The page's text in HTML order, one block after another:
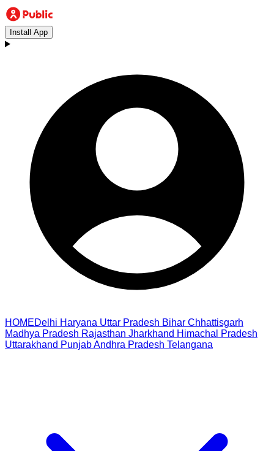
Install App
HOMEDelhi Haryana Uttar Pradesh Bihar Chhattisgarh
Madhya Pradesh Rajasthan Jharkhand Himachal Pradesh
Uttarakhand PunjabAndhra Pradesh Telangana